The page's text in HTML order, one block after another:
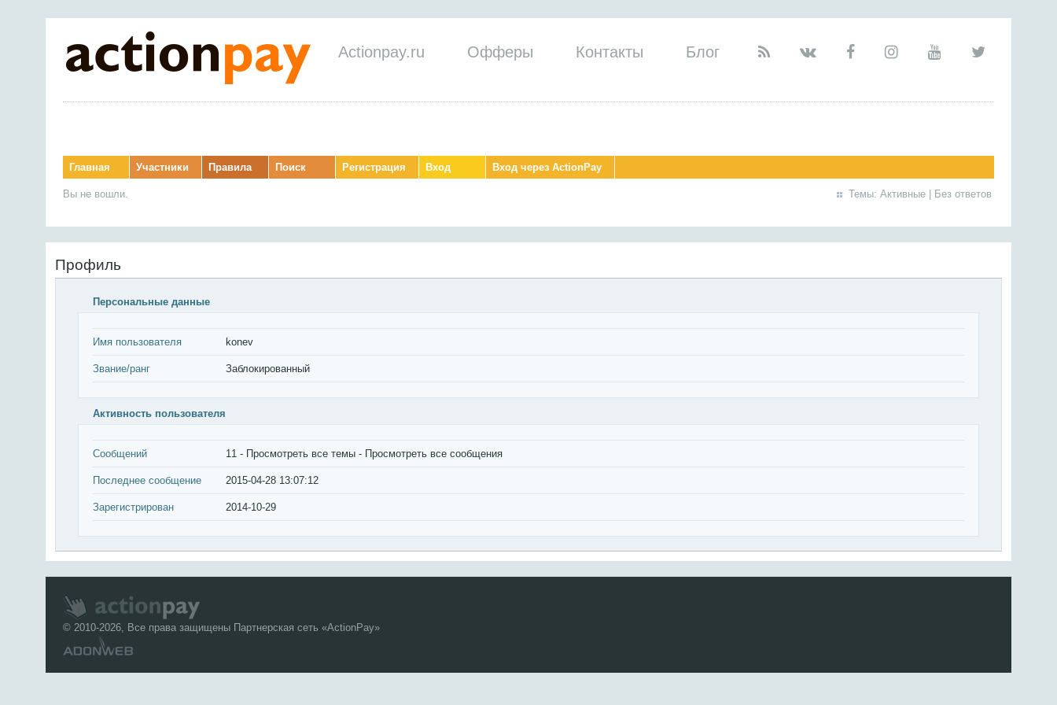
Actionpay.ru Офферы Контакты Блог
Главная Участники Правила Поиск Регистрация Вход Вход через ActionPay
Вы не вошли. Темы: Активные Без ответов
Профиль
Персональные данные
Имя пользователя konev
Звание/ранг Заблокированный
Активность пользователя
Сообщений 11 - Просмотреть все темы - Просмотреть все сообщения
Последнее сообщение 2015-04-28 13:07:12
Зарегистрирован 2014-10-29
© 2010-2026, Все права защищены Партнерская сеть «ActionPay»